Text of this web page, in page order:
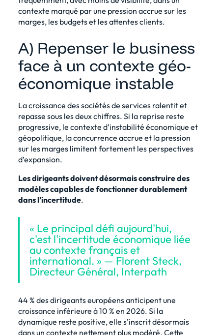
contexte marqué par une pression accrue sur les
marges, les budgets et les attentes clients.
A) Repenser le business
face à un contexte géo-
économique instable
La croissance des sociétés de services ralentit et
repasse sous les deux chiffres. Si la reprise reste
progressive, le contexte d’instabilité économique et
géopolitique, la concurrence accrue et la pression
sur les marges limitent fortement les perspectives
d’expansion.
Les dirigeants doivent désormais construire des
modèles capables de fonctionner durablement
dans l’incertitude.
« Le principal défi aujourd'hui,
c'est l'incertitude économique liée
au contexte français et
international. » — Florent Steck,
Directeur Général, Interpath
44 % des dirigeants européens anticipent une
croissance inférieure à 10 % en 2026. Si la
dynamique reste positive, elle s’inscrit désormais
dans un contexte nettement plus modéré. Cette